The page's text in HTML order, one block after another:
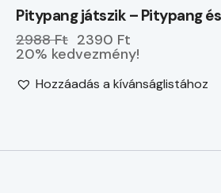
Pitypang játszik – Pitypang
2988 Ft 2390 Ft
20% kedvezmény!
Hozzáadás a kívánságlistához